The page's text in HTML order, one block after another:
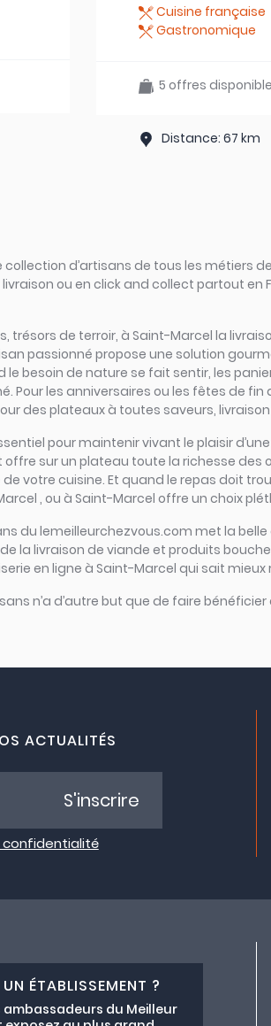
Cuisine française
Gastronomique
5 offres
Distance: 67 km
d’artisans de tous les métiers
ou en click and collect partout
trésors de terroir, à Saint-Marcel la
passionné propose une solution
besoin de nature se fait sentir, les
Pour les anniversaires ou les fêtes de
des plateaux à toutes saveurs,
pour maintenir vivant le plaisir
sur un plateau toute la richesse des
votre cuisine. Et quand le repas doit
, ou à Saint-Marcel offre un choix
du lemeilleurchezvous.com met la
la livraison de viande et produits
en ligne à Saint-Marcel qui sait mieux
n’a d’autre but que de faire
ACTUALITÉS
confidentialité
S'inscrire
ÉTABLISSEMENT ?
ambassadeurs du Meilleur